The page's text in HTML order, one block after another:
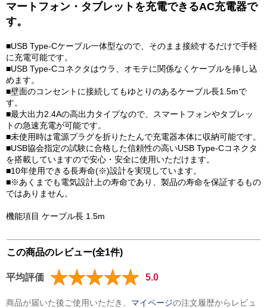
マートフォン・タブレットを充電できるAC充電器で
す。
■USB Type-Cケーブル一体型なので、そのまま接続するだけで手軽
に充電可能です。
■USB Type-Cコネクタはウラ、オモテに関係なくケーブルを挿し込
めます。
■壁面のコンセントに接続してもゆとりのあるケーブル長1.5mで
す。
■最大出力2.4Aの高出力タイプなので、スマートフォンやタブレッ
トの急速充電が可能です。
■未使用時は電源プラグを折りたたんで充電器本体に収納可能です。
■USB協会指定の試験に合格した信頼性の高いUSB Type-Cコネクタ
を搭載していますので安心・安全に使用いただけます。
■10年使用できる長寿命(※)設計を実現しています。
■※あくまでも電気設計上の寿命であり、製品の寿命を保証するもの
ではありません。
機能項目 ケーブル長 1.5m
この商品のレビュー(全1件)
平均評価 5.0
商品が届いた後ご使用いただき、 マイページの注文履歴からレビュ